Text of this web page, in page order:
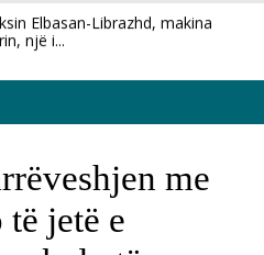
Elbasan-Librazhd, makina
një i...
me
jetë e